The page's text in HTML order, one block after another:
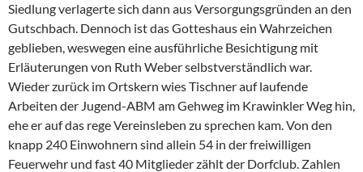
Siedlung verlagerte sich dann aus Versorgungsgründen an den
Gutschbach. Dennoch ist das Gotteshaus ein Wahrzeichen
geblieben, weswegen eine ausführliche Besichtigung mit
Erläuterungen von Ruth Weber selbstverständlich war.
Wieder zurück im Ortskern wies Tischner auf laufende
Arbeiten der Jugend-ABM am Gehweg im Krawinkler Weg hin,
ehe er auf das rege Vereinsleben zu sprechen kam. Von den
knapp 240 Einwohnern sind allein 54 in der freiwilligen
Feuerwehr und fast 40 Mitglieder zählt der Dorfclub. Zahlen